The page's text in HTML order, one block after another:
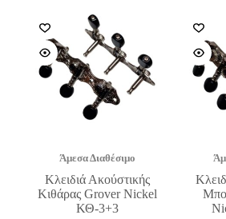
Άμεσα Διαθέσιμο
Κλειδιά Ακούστικής
Κιθάρας Grover Nickel
ΚΘ-3+3